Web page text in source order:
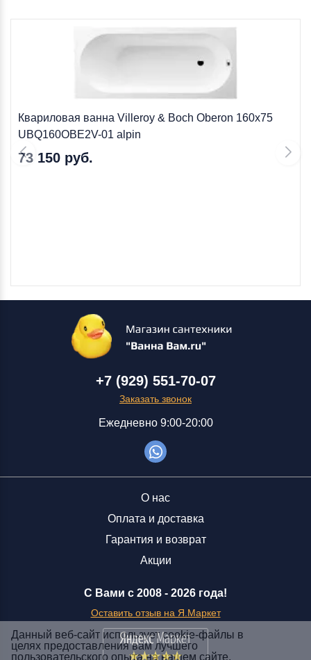
Квариловая ванна Villeroy & Boch Oberon 160х75
UBQ160OBE2V-01 alpin
73 150 руб.
+7 (929) 551-70-07
Заказать звонок
Ежедневно 9:00-20:00
С Вами с 2008 - 2026 года!
Оставить отзыв на Я.Маркет
О нас
Оплата и доставка
Гарантия и возврат
Акции
Данный веб-сайт использует cookie-файлы в
целях предоставления вам лучшего
пользовательского опыта на нашем сайте.